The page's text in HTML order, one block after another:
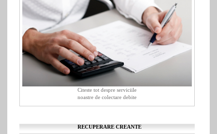
Citeste tot despre serviciile
noastre de colectare debite
RECUPERARE CREANTE